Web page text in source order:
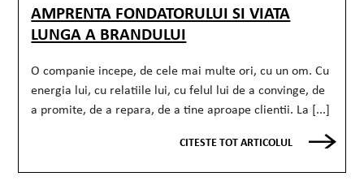
AMPRENTA FONDATORULUI SI VIATA
LUNGA A BRANDULUI
O companie incepe, de cele mai multe ori, cu un om. Cu
energia lui, cu relatiile lui, cu felul lui de a convinge, de
a promite, de a repara, de a tine aproape clientii. La [...]
CITESTE TOT ARTICOLUL